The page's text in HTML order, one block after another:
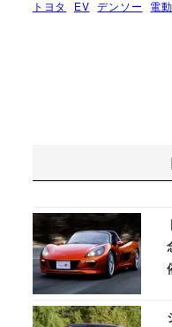
トヨタ EV デンソー 電